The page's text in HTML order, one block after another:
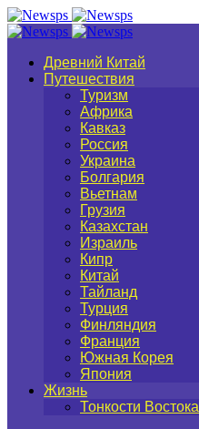
Древний Китай
Путешествия
Туризм
Африка
Кавказ
Россия
Украина
Болгария
Вьетнам
Грузия
Казахстан
Израиль
Кипр
Китай
Тайланд
Турция
Финляндия
Франция
Южная Корея
Япония
Жизнь
Тонкости Востока